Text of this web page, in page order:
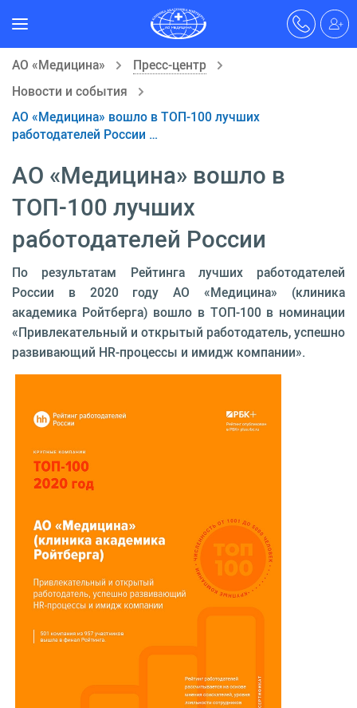
АО «Медицина»
Пресс-центр
Новости и события
АО «Медицина» вошло в ТОП-100 лучших
работодателей России …
АО «Медицина» вошло в
ТОП-100 лучших
работодателей России
По результатам Рейтинга лучших работодателей
России в 2020 году АО «Медицина» (клиника
академика Ройтберга) вошло в ТОП-100 в номинации
«Привлекательный и открытый работодатель, успешно
развивающий HR-процессы и имидж компании».